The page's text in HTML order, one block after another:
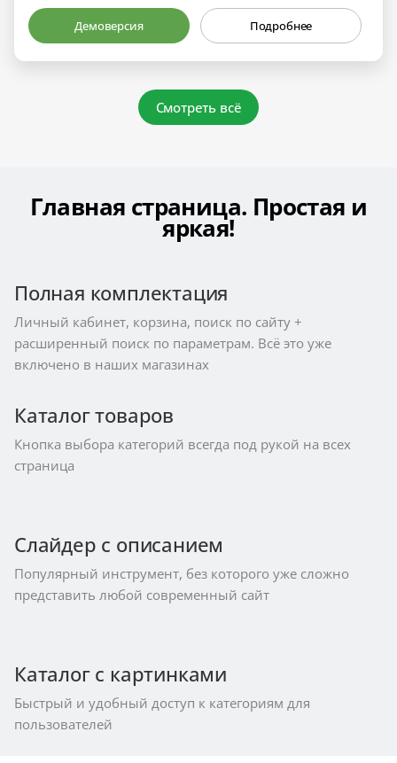
Демоверсия Подробнее
Смотреть всё
Главная страница. Простая и
яркая!
Полная комплектация
Личный кабинет, корзина, поиск по сайту +
расширенный поиск по параметрам. Всё это уже
включено в наших магазинах
Каталог товаров
Кнопка выбора категорий всегда под рукой на всех
страница
Слайдер с описанием
Популярный инструмент, без которого уже сложно
представить любой современный сайт
Каталог с картинками
Быстрый и удобный доступ к категориям для
пользователей